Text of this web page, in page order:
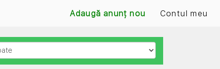
Adaugă anunț nou Contul meu